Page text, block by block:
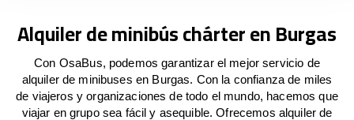
Alquiler de minibús chárter en Burgas
Con OsaBus, podemos garantizar el mejor servicio de
alquiler de minibuses en Burgas. Con la confianza de miles
de viajeros y organizaciones de todo el mundo, hacemos que
viajar en grupo sea fácil y asequible. Ofrecemos alquiler de